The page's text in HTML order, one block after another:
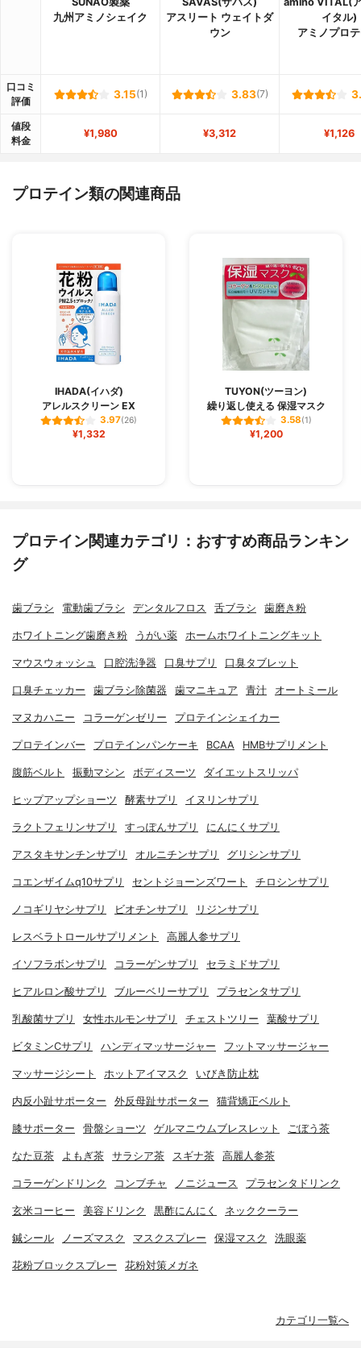
九州アミノシェイク
アスリート ウェイトダ
ウン
イタル)
アミノプロ
口コミ
評価
3.15(1) 3.83(7)
値段
料金
¥1,980 ¥3,312 ¥1,126
プロテイン類の関連商品
IHADA(イハダ)
アレルスクリーン EX
3.97(26)
¥1,332
TUYON(ツーヨン)
繰り返し使える 保湿マスク
3.58(1)
¥1,200
プロテイン関連カテゴリ：おすすめ商品ランキン
グ
歯ブラシ 電動歯ブラシ デンタルフロス 舌ブラシ 歯磨き粉
ホワイトニング歯磨き粉 うがい薬 ホームホワイトニングキット
マウスウォッシュ 口腔洗浄器 口臭サプリ 口臭タブレット
口臭チェッカー 歯ブラシ除菌器 歯マニキュア 青汁 オートミール
マヌカハニー コラーゲンゼリー プロテインシェイカー
プロテインバー プロテインパンケーキ BCAA HMBサプリメント
腹筋ベルト 振動マシン ボディスーツ ダイエットスリッパ
ヒップアップショーツ 酵素サプリ イヌリンサプリ
ラクトフェリンサプリ すっぽんサプリ にんにくサプリ
アスタキサンチンサプリ オルニチンサプリ グリシンサプリ
コエンザイムq10サプリ セントジョーンズワート チロシンサプリ
ノコギリヤシサプリ ビオチンサプリ リジンサプリ
レスベラトロールサプリメント 高麗人参サプリ
イソフラボンサプリ コラーゲンサプリ セラミドサプリ
ヒアルロン酸サプリ ブルーベリーサプリ プラセンタサプリ
乳酸菌サプリ 女性ホルモンサプリ チェストツリー 葉酸サプリ
ビタミンCサプリ ハンディマッサージャー フットマッサージャー
マッサージシート ホットアイマスク いびき防止枕
内反小趾サポーター 外反母趾サポーター 猫背矯正ベルト
膝サポーター 骨盤ショーツ ゲルマニウムブレスレット ごぼう茶
なた豆茶 よもぎ茶 サラシア茶 スギナ茶 高麗人参茶
コラーゲンドリンク コンブチャ ノニジュース プラセンタドリンク
玄米コーヒー 美容ドリンク 黒酢にんにく ネッククーラー
鍼シール ノーズマスク マスクスプレー 保湿マスク 洗眼薬
花粉ブロックスプレー 花粉対策メガネ
カテゴリ一覧へ